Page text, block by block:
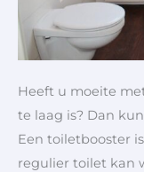
Heeft u moeite
te laag is? Dan
Een toiletbooster
regulier toilet kan